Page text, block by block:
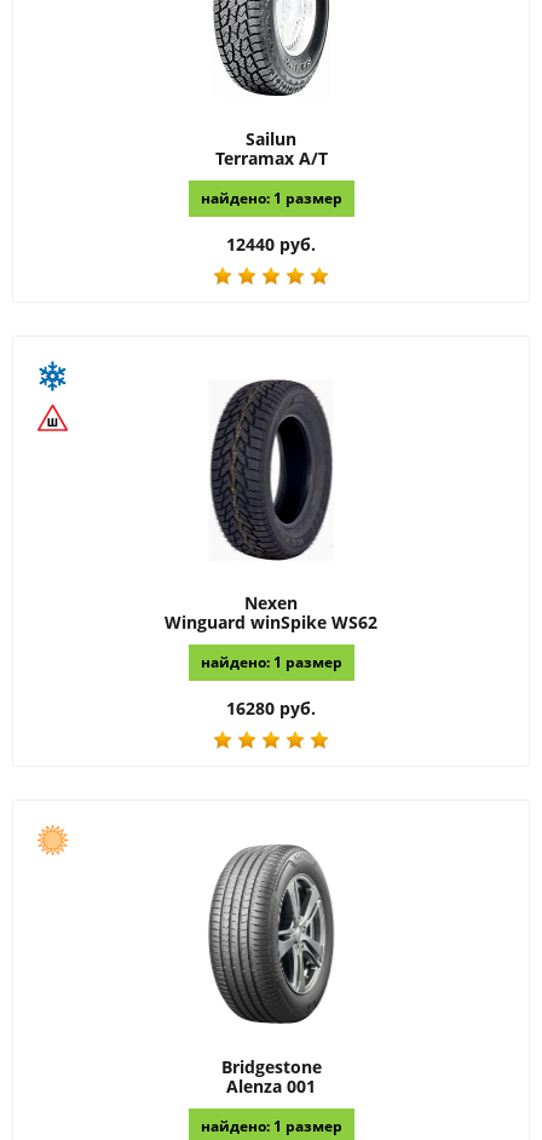
Sailun
Terramax A/T
найдено: 1 размер
12440 руб.
Nexen
Winguard winSpike WS62
найдено: 1 размер
16280 руб.
Bridgestone
Alenza 001
найдено: 1 размер